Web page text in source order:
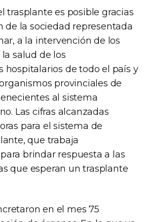
trasplante es posible gracias
de la sociedad representada
a la intervención de los
salud de los
hospitalarios de todo el país y
provinciales de
al sistema
Las cifras alcanzadas
para el sistema de
que trabaja
brindar respuesta a las
que esperan un trasplante
en el mes 75